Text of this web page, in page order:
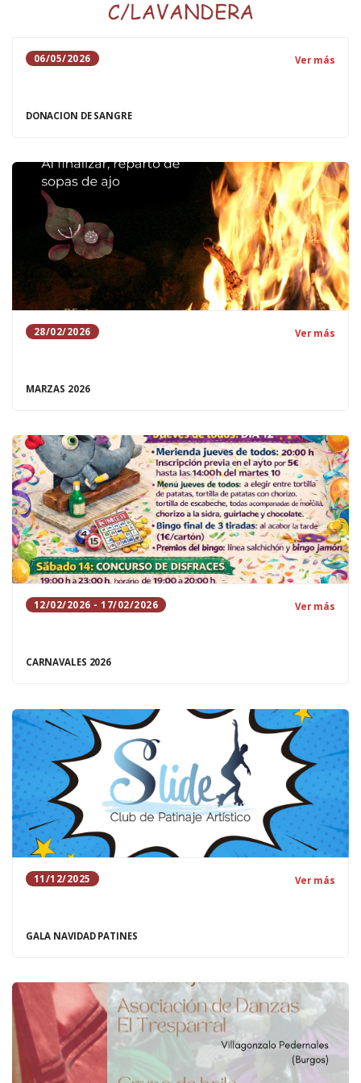
06/05/2026 Ver más
DONACION DE SANGRE
28/02/2026 Ver más
MARZAS 2026
12/02/2026 - 17/02/2026 Ver más
CARNAVALES 2026
11/12/2025 Ver más
GALA NAVIDAD PATINES